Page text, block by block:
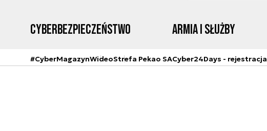
Cyberbezpieczeństwo Armia i Służby
#CyberMagazynWideoStrefa Pekao SACyber24Days - rejestracja